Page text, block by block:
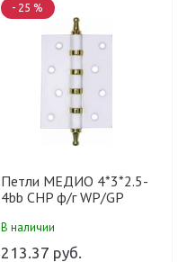
- 25 %
Петли МЕДИО 4*3*2.5-
4bb CHP ф/г WP/GP
В наличии
213.37 руб.